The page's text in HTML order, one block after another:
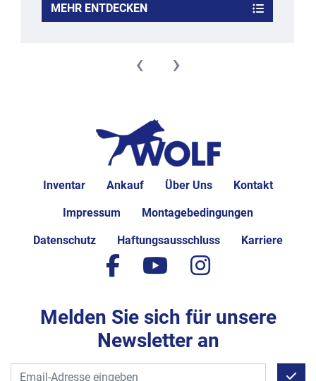
MEHR ENTDECKEN
‹ ›
Inventar Ankauf Über Uns Kontakt
Impressum Montagebedingungen
Datenschutz Haftungsausschluss Karriere
facebook
youtubeinstagram
Melden Sie sich für unsere
Newsletter an